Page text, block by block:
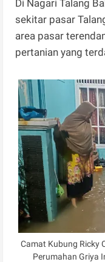
Di Nagari Talang
sekitar pasar
area pasar
pertanian yang
Camat Kubung Ricky
Perumahan Griya